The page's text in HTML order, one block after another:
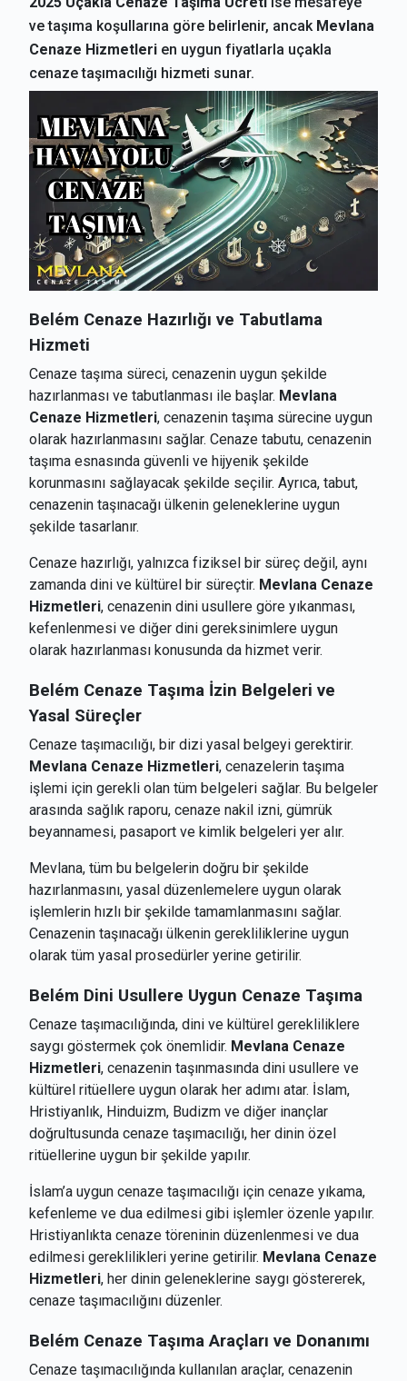
ve taşıma koşullarına göre belirlenir, ancak Mevlana
Cenaze Hizmetleri en uygun fiyatlarla uçakla
cenaze taşımacılığı hizmeti sunar.
Belém Cenaze Hazırlığı ve Tabutlama
Hizmeti
Cenaze taşıma süreci, cenazenin uygun şekilde
hazırlanması ve tabutlanması ile başlar. Mevlana
Cenaze Hizmetleri, cenazenin taşıma sürecine uygun
olarak hazırlanmasını sağlar. Cenaze tabutu, cenazenin
taşıma esnasında güvenli ve hijyenik şekilde
korunmasını sağlayacak şekilde seçilir. Ayrıca, tabut,
cenazenin taşınacağı ülkenin geleneklerine uygun
şekilde tasarlanır.
Cenaze hazırlığı, yalnızca fiziksel bir süreç değil, aynı
zamanda dini ve kültürel bir süreçtir. Mevlana Cenaze
Hizmetleri, cenazenin dini usullere göre yıkanması,
kefenlenmesi ve diğer dini gereksinimlere uygun
olarak hazırlanması konusunda da hizmet verir.
Belém Cenaze Taşıma İzin Belgeleri ve
Yasal Süreçler
Cenaze taşımacılığı, bir dizi yasal belgeyi gerektirir.
Mevlana Cenaze Hizmetleri, cenazelerin taşıma
işlemi için gerekli olan tüm belgeleri sağlar. Bu belgeler
arasında sağlık raporu, cenaze nakil izni, gümrük
beyannamesi, pasaport ve kimlik belgeleri yer alır.
Mevlana, tüm bu belgelerin doğru bir şekilde
hazırlanmasını, yasal düzenlemelere uygun olarak
işlemlerin hızlı bir şekilde tamamlanmasını sağlar.
Cenazenin taşınacağı ülkenin gerekliliklerine uygun
olarak tüm yasal prosedürler yerine getirilir.
Belém Dini Usullere Uygun Cenaze Taşıma
Cenaze taşımacılığında, dini ve kültürel gerekliliklere
saygı göstermek çok önemlidir. Mevlana Cenaze
Hizmetleri, cenazenin taşınmasında dini usullere ve
kültürel ritüellere uygun olarak her adımı atar. İslam,
Hristiyanlık, Hinduizm, Budizm ve diğer inançlar
doğrultusunda cenaze taşımacılığı, her dinin özel
ritüellerine uygun bir şekilde yapılır.
İslam’a uygun cenaze taşımacılığı için cenaze yıkama,
kefenleme ve dua edilmesi gibi işlemler özenle yapılır.
Hristiyanlıkta cenaze töreninin düzenlenmesi ve dua
edilmesi gereklilikleri yerine getirilir. Mevlana Cenaze
Hizmetleri, her dinin geleneklerine saygı göstererek,
cenaze taşımacılığını düzenler.
Belém Cenaze Taşıma Araçları ve Donanımı
Cenaze taşımacılığında kullanılan araçlar, cenazenin